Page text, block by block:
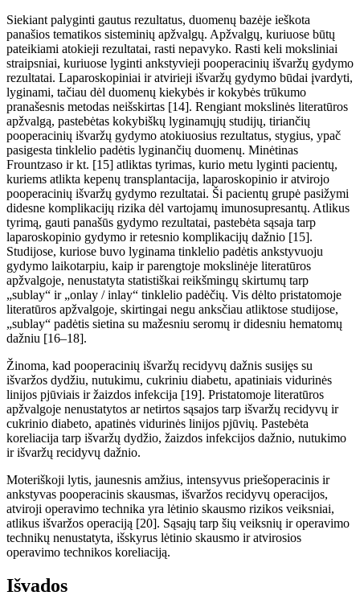
Siekiant palyginti gautus rezultatus, duomenų bazėje ieškota
panašios tematikos sisteminių apžvalgų. Apžvalgų, kuriuose būtų
pateikiami atokieji rezultatai, rasti nepavyko. Rasti keli moksliniai
straipsniai, kuriuose lyginti ankstyvieji pooperacinių išvaržų gydymo
rezultatai. Laparoskopiniai ir atvirieji išvaržų gydymo būdai įvardyti,
lyginami, tačiau dėl duomenų kiekybės ir kokybės trūkumo
pranašesnis metodas neišskirtas [14]. Rengiant mokslinės literatūros
apžvalgą, pastebėtas kokybiškų lyginamųjų studijų, tiriančių
pooperacinių išvaržų gydymo atokiuosius rezultatus, stygius, ypač
pasigesta tinklelio padėtis lyginančių duomenų. Minėtinas
Frountzaso ir kt. [15] atliktas tyrimas, kurio metu lyginti pacientų,
kuriems atlikta kepenų transplantacija, laparoskopinio ir atvirojo
pooperacinių išvaržų gydymo rezultatai. Ši pacientų grupė pasižymi
didesne komplikacijų rizika dėl vartojamų imunosupresantų. Atlikus
tyrimą, gauti panašūs gydymo rezultatai, pastebėta sąsaja tarp
laparoskopinio gydymo ir retesnio komplikacijų dažnio [15].
Studijose, kuriose buvo lyginama tinklelio padėtis ankstyvuoju
gydymo laikotarpiu, kaip ir parengtoje mokslinėje literatūros
apžvalgoje, nenustatyta statistiškai reikšmingų skirtumų tarp
„sublay“ ir „onlay / inlay“ tinklelio padėčių. Vis dėlto pristatomoje
literatūros apžvalgoje, skirtingai negu anksčiau atliktose studijose,
„sublay“ padėtis sietina su mažesniu seromų ir didesniu hematomų
dažniu [16–18].
Žinoma, kad pooperacinių išvaržų recidyvų dažnis susijęs su
išvaržos dydžiu, nutukimu, cukriniu diabetu, apatiniais vidurinės
linijos pjūviais ir žaizdos infekcija [19]. Pristatomoje literatūros
apžvalgoje nenustatytos ar netirtos sąsajos tarp išvaržų recidyvų ir
cukrinio diabeto, apatinės vidurinės linijos pjūvių. Pastebėta
koreliacija tarp išvaržų dydžio, žaizdos infekcijos dažnio, nutukimo
ir išvaržų recidyvų dažnio.
Moteriškoji lytis, jaunesnis amžius, intensyvus priešoperacinis ir
ankstyvas pooperacinis skausmas, išvaržos recidyvų operacijos,
atviroji operavimo technika yra lėtinio skausmo rizikos veiksniai,
atlikus išvaržos operaciją [20]. Sąsajų tarp šių veiksnių ir operavimo
technikų nenustatyta, išskyrus lėtinio skausmo ir atvirosios
operavimo technikos koreliaciją.
Išvados